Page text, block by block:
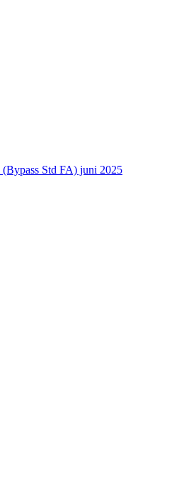
Std FA) juni 2025